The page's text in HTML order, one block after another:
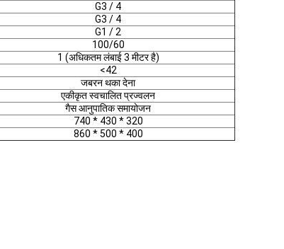
G3 / 4
G3 / 4
G1 / 2
100/60
1 (अधिकतम लंबाई 3 मीटर है)
<42
जबरन थका देना
एकीकृत स्वचालित प्रज्वलन
गैस आनुपातिक समायोजन
740 * 430 * 320
860 * 500 * 400